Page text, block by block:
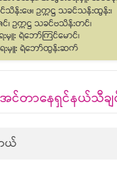
အင်တာနေရှင်နယ်သီချ
ယ်